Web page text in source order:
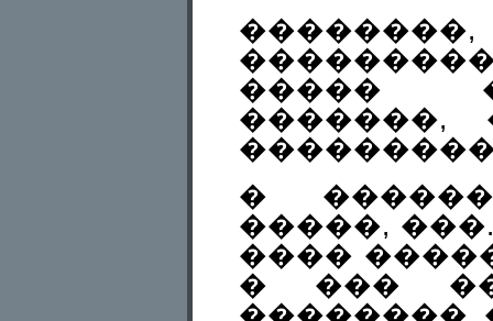
�����
�������,
�
�����,
����
� ���